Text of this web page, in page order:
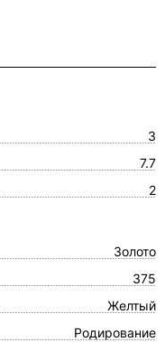
3
7.7
2
Золото
375
Желтый
Родирование